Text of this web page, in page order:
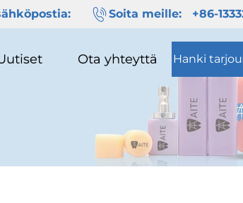
Soita meille: +86-
Ota yhteyttä Hanki